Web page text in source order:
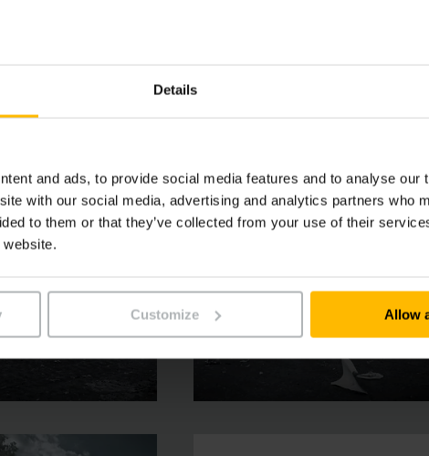
Details
and ads, to provide social media features and to analyse our
with our social media, advertising and analytics partners who
to them or that they’ve collected from your use of their
Customize Allow
permettent une performance maximale à chaque trajet.